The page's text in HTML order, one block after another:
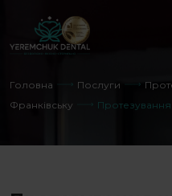
Головна Послуги
Франківську